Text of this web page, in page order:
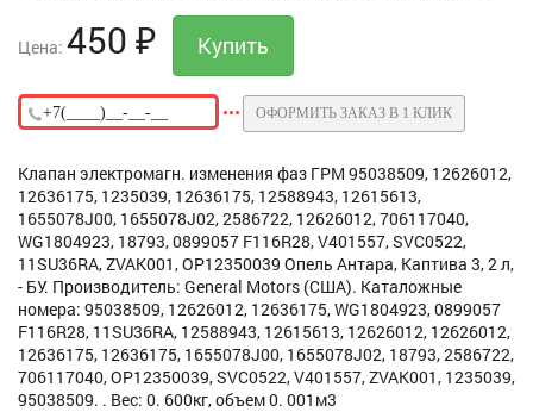
Цена: 450 ₽
ОФОРМИТЬ ЗАКАЗ В 1 КЛИК
Клапан электромагн. изменения фаз ГРМ 95038509, 12626012,
12636175, 1235039, 12636175, 12588943, 12615613,
1655078J00, 1655078J02, 2586722, 12626012, 706117040,
WG1804923, 18793, 0899057 F116R28, V401557, SVC0522,
11SU36RA, ZVAK001, OP12350039 Опель Антара, Каптива 3, 2 л,
- БУ. Производитель: General Motors (США). Каталожные
номера: 95038509, 12626012, 12636175, WG1804923, 0899057
F116R28, 11SU36RA, 12588943, 12615613, 12626012, 12626012,
12636175, 12636175, 1655078J00, 1655078J02, 18793, 2586722,
706117040, OP12350039, SVC0522, V401557, ZVAK001, 1235039,
95038509. . Вес: 0. 600кг, объем 0. 001м3